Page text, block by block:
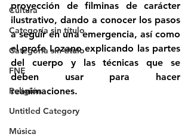
Cultura
Categoría sin título
Categoría sin título
FNE
Religión
Untitled Category
Música
proyección de filminas de carácter
ilustrativo, dando a conocer los pasos
a seguir en una emergencia, así como
el profe Lozano explicando las partes
del cuerpo y las técnicas que se
deben usar para hacer
reanimaciones.